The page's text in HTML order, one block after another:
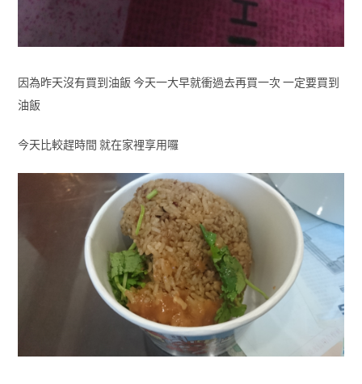
因為昨天沒有買到油飯 今天一大早就衝過去再買一次 一定要買到
油飯
今天比較趕時間 就在家裡享用囉